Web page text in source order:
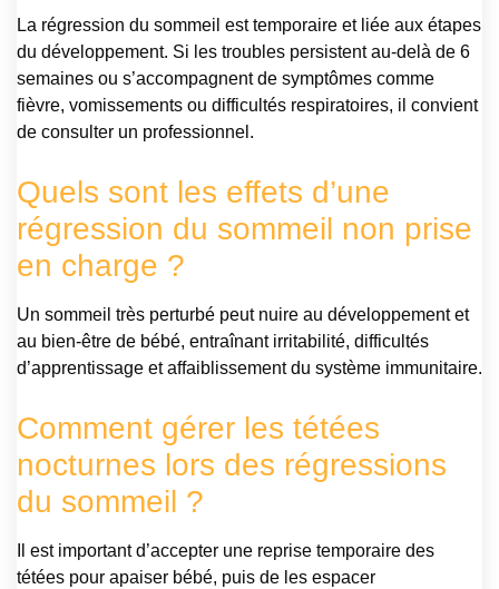
La régression du sommeil est temporaire et liée aux étapes
du développement. Si les troubles persistent au-delà de 6
semaines ou s’accompagnent de symptômes comme
fièvre, vomissements ou difficultés respiratoires, il convient
de consulter un professionnel.
Quels sont les effets d’une
régression du sommeil non prise
en charge ?
Un sommeil très perturbé peut nuire au développement et
au bien-être de bébé, entraînant irritabilité, difficultés
d’apprentissage et affaiblissement du système immunitaire.
Comment gérer les tétées
nocturnes lors des régressions
du sommeil ?
Il est important d’accepter une reprise temporaire des
tétées pour apaiser bébé, puis de les espacer